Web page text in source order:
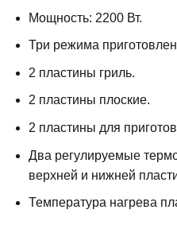
Мощность: 2200 Вт.
Три режима
2 пластины гриль.
2 пластины плоские.
2 пластины для
Два регулируемые
верхней и нижней
Температура нагрева